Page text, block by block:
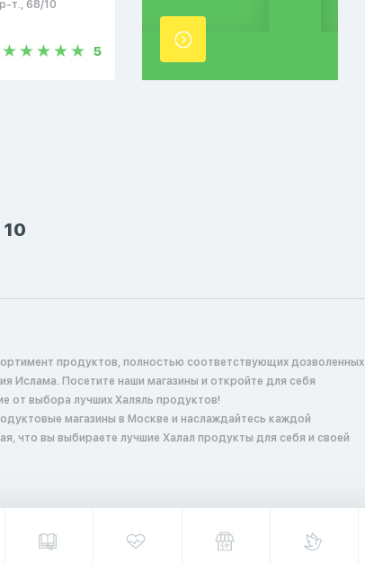
т., 68/10
5
10
продуктов, полностью соответствующих дозволенных
Ислама. Посетите наши магазины и откройте для себя
от выбора лучших Халяль продуктов!
магазины в Москве и наслаждайтесь каждой
что вы выбираете лучшие Халал продукты для себя и своей